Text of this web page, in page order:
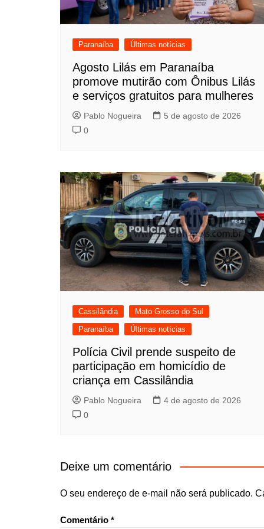
Paranaíba Últimas notícias
Agosto Lilás em Paranaíba
promove mutirão com Ônibus Lilás
e serviços gratuitos para mulheres
Pablo Nogueira
5 de agosto de 2026
0
Cassilândia
Mato Grosso do Sul
Paranaíba
Últimas notícias
Polícia Civil prende suspeito de
participação em homicídio de
criança em Cassilândia
Pablo Nogueira
4 de agosto de 2026
0
Deixe um comentário
O seu endereço de e-mail não será publicado.
Comentário *